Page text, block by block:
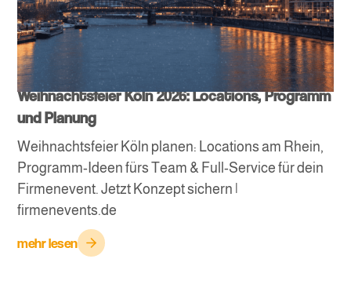
Weihnachtsfeier Köln 2026: Locations, Programm
und Planung
Weihnachtsfeier Köln planen: Locations am Rhein,
Programm-Ideen fürs Team & Full-Service für dein
Firmenevent. Jetzt Konzept sichern |
firmenevents.de
mehr lesen